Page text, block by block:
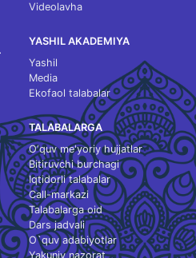
Videolavha
YASHIL AKADEMIYA
Yashil
Media
Ekofaol talabalar
TALABALARGA
O‘quv me'yoriy hujjatlar
Bitiruvchi burchagi
Iqtidorli talabalar
Call-markazi
Talabalarga oid
Dars jadvali
O`quv adabiyotlar
Yakuniy nazorat